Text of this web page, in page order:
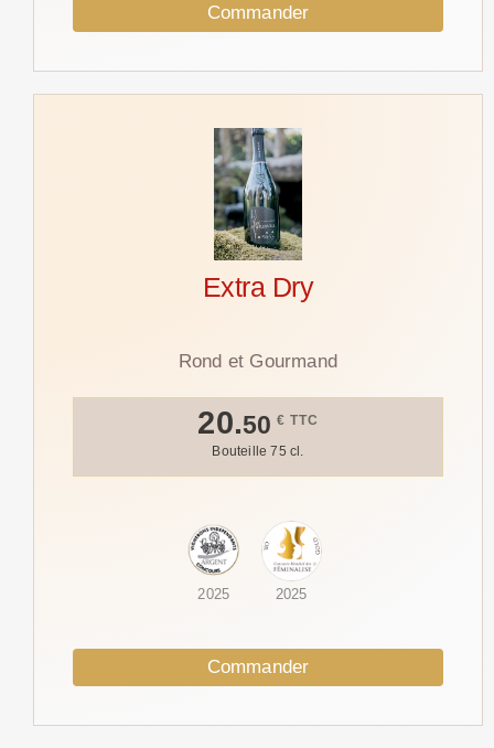
Commander
Extra Dry
Rond et Gourmand
20.50 € TTC
Bouteille 75 cl.
2025 2025
Commander